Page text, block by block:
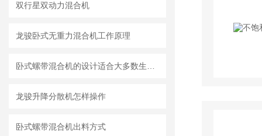
双行星双动力混合机
龙骏卧式无重力混合机工作原理
龙骏升降分散机怎样操作
卧式螺带混合机出料方式